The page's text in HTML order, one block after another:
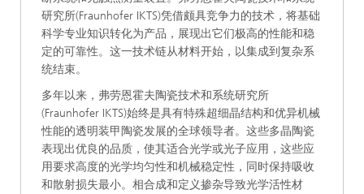
研究所(Fraunhofer IKTS)凭借颇具竞争力的技术，将基础
科学专业知识转化为产品，展现出它们极高的性能和稳
定的可靠性。这一技术链从材料开始，以集成到复杂系
统结束。
多年以来，弗劳恩霍夫陶瓷技术和系统研究所
(Fraunhofer IKTS)始终是具有特殊超细晶结构和优异机械
性能的透明装甲陶瓷发展的全球领导者。这些多晶陶瓷
表现出优良的品质，使其适合光学或光子应用，这些应
用要求高度的光学均匀性和机械稳定性，同时保持吸收
和散射损失最小。相合成和定义掺杂导致光学活性材